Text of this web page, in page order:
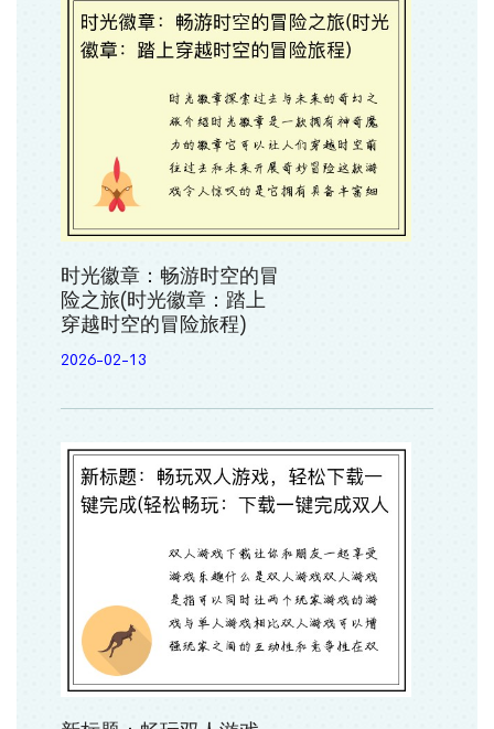
时光徽章：畅游时空的冒
险之旅(时光徽章：踏上
穿越时空的冒险旅程)
2026-02-13